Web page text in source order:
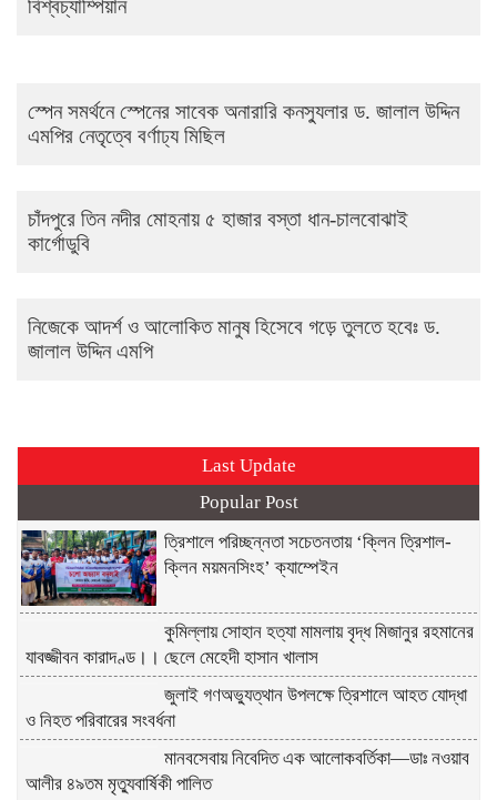
বিশ্বচ্যাম্পিয়ান
স্পেন সমর্থনে স্পেনের সাবেক অনারারি কনস্যুলার ড. জালাল উদ্দিন
এমপির নেতৃত্বে বর্ণাঢ্য মিছিল
চাঁদপুরে তিন নদীর মোহনায় ৫ হাজার বস্তা ধান-চালবোঝাই
কার্গোডুবি
নিজেকে আদর্শ ও আলোকিত মানুষ হিসেবে গড়ে তুলতে হবেঃ ড.
জালাল উদ্দিন এমপি
Last Update
Popular Post
ত্রিশালে পরিচ্ছন্নতা সচেতনতায় ‘ক্লিন ত্রিশাল-
ক্লিন ময়মনসিংহ’ ক্যাম্পেইন
কুমিল্লায় সোহান হত্যা মামলায় বৃদ্ধ মিজানুর রহমানের
যাবজ্জীবন কারাদণ্ড।। ছেলে মেহেদী হাসান খালাস
জুলাই গণঅভ্যুত্থান উপলক্ষে ত্রিশালে আহত যোদ্ধা
ও নিহত পরিবারের সংবর্ধনা
মানবসেবায় নিবেদিত এক আলোকবর্তিকা—ডাঃ নওয়াব
আলীর ৪৯তম মৃত্যুবার্ষিকী পালিত